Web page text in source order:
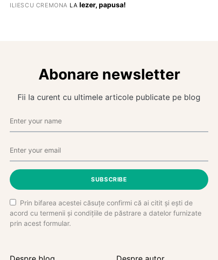
ILIESCU CREMONA LA Iezer, papusa!
Abonare newsletter
Fii la curent cu ultimele articole publicate pe blog
SUBSCRIBE
Prin bifarea acestei căsuțe confirmi că ai citit și ești de
acord cu termenii și condițiile de păstrare a datelor furnizate
prin acest formular.